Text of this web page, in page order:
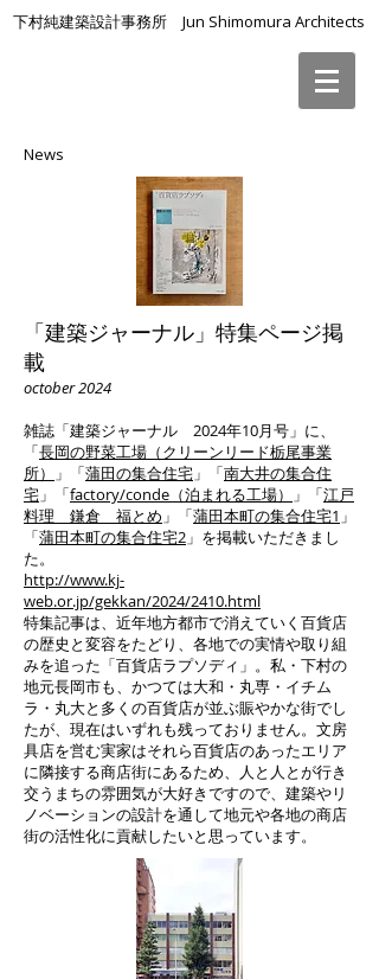
下村純建築設計事務所 Jun Shimomura Architects
News
「建築ジャーナル」特集ページ掲
載
october 2024
雑誌「建築ジャーナル 2024年10月号」に、
「長岡の野菜工場（クリーンリード栃尾事業
所）
」「蒲田の集合住宅 」「南大井の集合住
宅 」「factory/conde（泊まれる工場） 」「江戸
料理 鎌倉 福とめ 」「蒲田本町の集合住宅1 」
「蒲田本町の集合住宅2 」を掲載いただきまし
た。
http://www.kj-
web.or.jp/gekkan/2024/2410.html
特集記事は、近年地方都市で消えていく百貨店
の歴史と変容をたどり、各地での実情や取り組
みを追った「百貨店ラプソディ」。私・下村の
地元長岡市も、かつては大和・丸専・イチム
ラ・丸大と多くの百貨店が並ぶ賑やかな街でし
たが、現在はいずれも残っておりません。文房
具店を営む実家はそれら百貨店のあったエリア
に隣接する商店街にあるため、人と人とが行き
交うまちの雰囲気が大好きですので、建築やリ
ノベーションの設計を通して地元や各地の商店
街の活性化に貢献したいと思っています。